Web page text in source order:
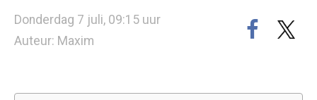
Donderdag 7 juli, 09:15 uur
Auteur: Maxim